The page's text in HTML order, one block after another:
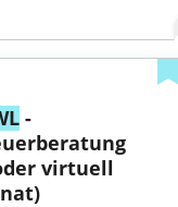
-
virtuell